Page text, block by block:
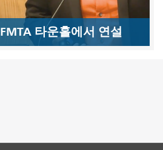
타운홀에서 연설